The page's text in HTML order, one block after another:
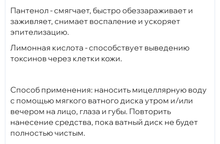
Пантенол - смягчает, быстро обеззараживает и
заживляет, снимает воспаление и ускоряет
эпителизацию.
Лимонная кислота - способствует выведению
токсинов через клетки кожи.
Способ применения: наносить мицеллярную воду
с помощью мягкого ватного диска утром и/или
вечером на лицо, глаза и губы. Повторить
нанесение средства, пока ватный диск не будет
полностью чистым.